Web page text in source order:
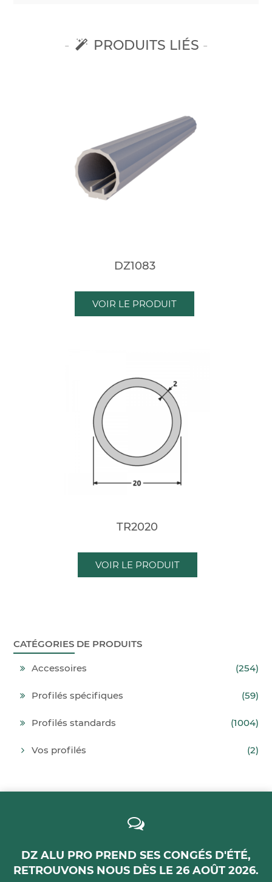
DZ ALU PRO PREND SES CONGÉS D'ÉTÉ,
RETROUVONS NOUS DÈS LE 26 AOÛT 2026.
PRODUITS LIÉS
DZ1083
VOIR LE PRODUIT
TR2020
VOIR LE PRODUIT
CATÉGORIES DE PRODUITS
Accessoires (254)
Profilés spécifiques (59)
Profilés standards (1004)
Vos profilés (2)